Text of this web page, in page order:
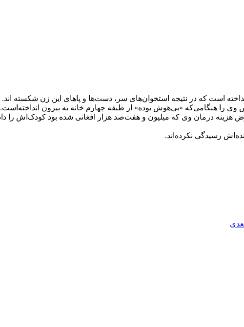
است که در نتیجه استخوان‌های سر، دست‌ها و پاهای این زن شکسته اند.
هنگامی‌که «بی‌هوش بوده» از طبقه چهارم خانه به بیرون انداخته‌است.
رسیدگی نکرده‌اند.